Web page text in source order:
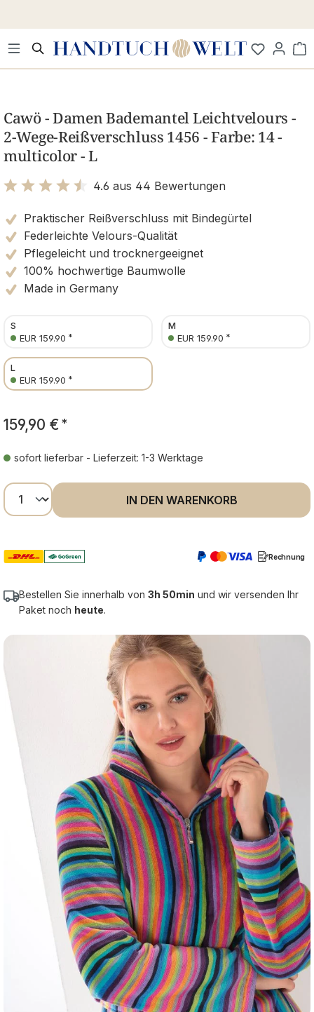
Cawö - Damen Bademantel Leichtvelours -
2-Wege-Reißverschluss 1456 - Farbe: 14 -
multicolor - L
4.6 aus 44 Bewertungen
Praktischer Reißverschluss mit Bindegürtel
Federleichte Velours-Qualität
Pflegeleicht und trocknergeeignet
100% hochwertige Baumwolle
Made in Germany
S
EUR 159.90 *
M
EUR 159.90 *
L
EUR 159.90 *
159,90 € *
sofort lieferbar - Lieferzeit: 1-3 Werktage
Produkt Anzahl: Gib den gewünschten
IN DEN WARENKORB
Rechnung
Bestellen Sie innerhalb von 3h 50min und wir versenden Ihr
Paket noch heute.